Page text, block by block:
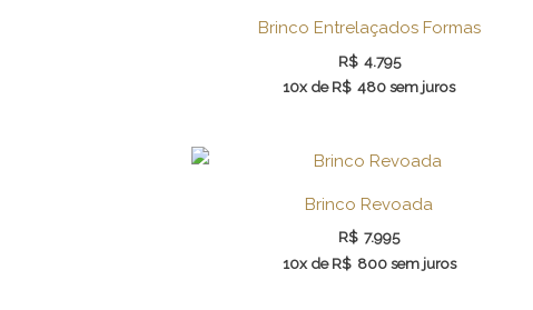
Brinco Entrelaçados Formas
R$ 4.795
10x deR$ 480sem juros
Brinco Revoada
R$ 7.995
10x deR$ 800 sem juros